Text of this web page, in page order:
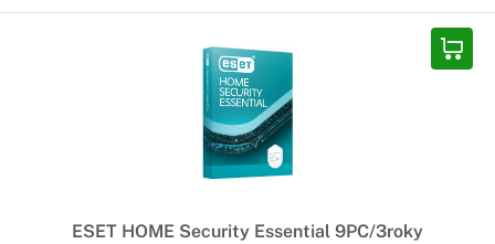
ESET HOME Security Essential 9PC/3roky